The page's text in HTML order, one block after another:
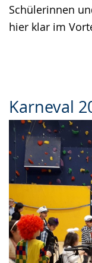
Schülerinnen
hier klar im
Karneval